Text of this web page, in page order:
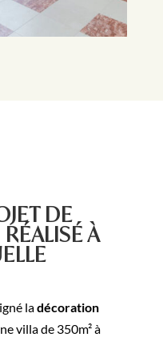
DE
À
ladécoration
villa de 350m² à